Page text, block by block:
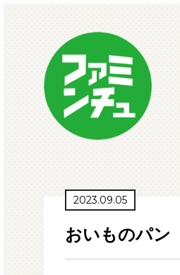
2023.09.05
おいものパン